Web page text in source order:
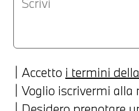
Accetto i termini
Voglio iscrivermi alla